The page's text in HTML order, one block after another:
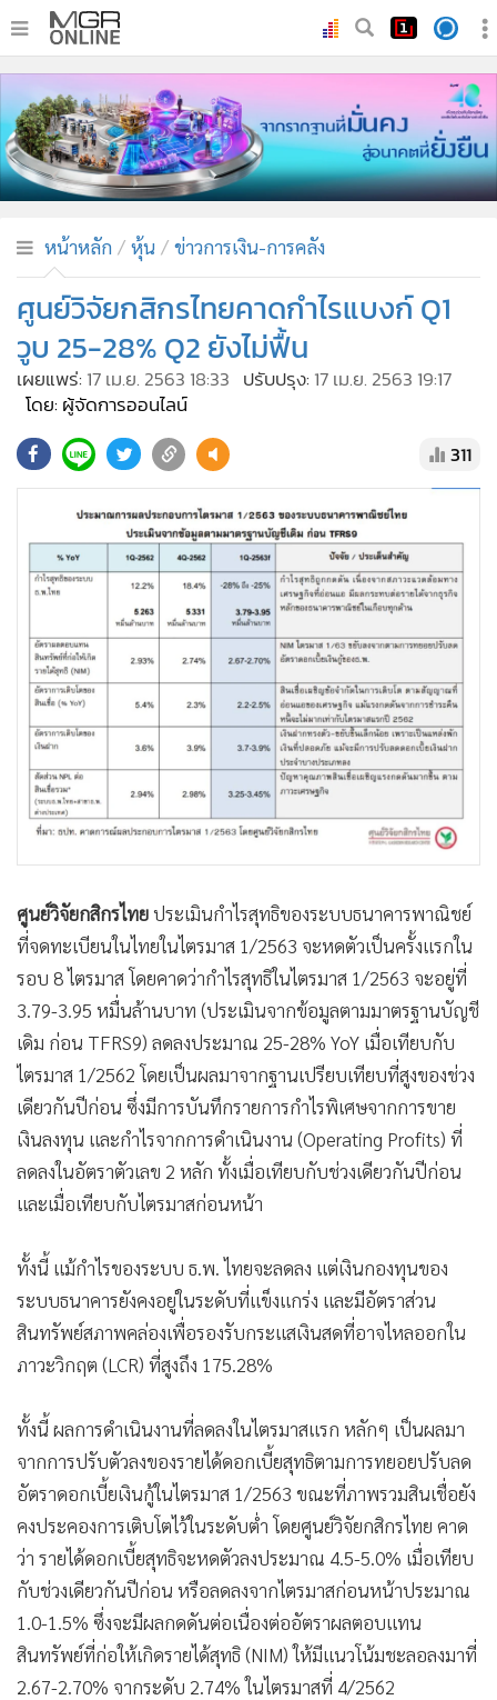
• ทันเหตุการณ์
• ภาคใต้
• ภูมิภาค
• บันเทิง
ผู้จัดการรายวัน
• คอลัมนิสต์
• ละคร
CbizReview
• ผู้จัดกวน
Green Innovation & SD
Management & HR
MGR Live
Infographic
การเมือง
ท่องเที่ยว
กีฬา
ต่างประเทศ
Special Scoop
เศรษฐกิจ-ธุรกิจ
• ชุมชน-คุณภาพชีวิต
• อาชญากรรม
• Motoring
• เกม
• วิทยาศาสตร์
• SMEs
• หุ้น
• อินโดจีน
• กองทุนรวม
• Factcheck
• News1
• Gotomanager
หน้าหลัก หุ้น ข่าวการเงิน-การคลัง
ศูนย์วิจัยกสิกรไทยคาดกำไรแบงก์ Q1
วูบ 25-28% Q2 ยังไม่ฟื้น
เผยแพร่: 17 เม.ย. 2563 18:33 ปรับปรุง: 17 เม.ย. 2563 19:17
โดย: ผู้จัดการออนไลน์
311
ศูนย์วิจัยกสิกรไทยประเมินกำไรสุทธิของระบบธนาคารพาณิชย์
ที่จดทะเบียนในไทยในไตรมาส 1/2563 จะหดตัวเป็นครั้งแรกใน
รอบ 8 ไตรมาส โดยคาดว่ากำไรสุทธิในไตรมาส 1/2563 จะอยู่ที่
3.79-3.95 หมื่นล้านบาท (ประเมินจากข้อมูลตามมาตรฐานบัญชี
เดิม ก่อน TFRS9) ลดลงประมาณ 25-28% YoY เมื่อเทียบกับ
ไตรมาส 1/2562 โดยเป็นผลมาจากฐานเปรียบเทียบที่สูงของช่วง
เดียวกันปีก่อน ซึ่งมีการบันทึกรายการกำไรพิเศษจากการขาย
เงินลงทุน และกำไรจากการดำเนินงาน (Operating Profits) ที่
ลดลงในอัตราตัวเลข 2 หลัก ทั้งเมื่อเทียบกับช่วงเดียวกันปีก่อน
และเมื่อเทียบกับไตรมาสก่อนหน้า
ทั้งนี้ แม้กำไรของระบบ ธ.พ. ไทยจะลดลง แต่เงินกองทุนของ
ระบบธนาคารยังคงอยู่ในระดับที่แข็งแกร่ง และมีอัตราส่วน
สินทรัพย์สภาพคล่องเพื่อรองรับกระแสเงินสดที่อาจไหลออกใน
ภาวะวิกฤต (LCR) ที่สูงถึง 175.28%
ทั้งนี้ ผลการดำเนินงานที่ลดลงในไตรมาสแรก หลักๆ เป็นผลมา
จากการปรับตัวลงของรายได้ดอกเบี้ยสุทธิตามการทยอยปรับลด
อัตราดอกเบี้ยเงินกู้ในไตรมาส 1/2563 ขณะที่ภาพรวมสินเชื่อยัง
คงประคองการเติบโตไว้ในระดับต่ำ โดยศูนย์วิจัยกสิกรไทย คาด
ว่า รายได้ดอกเบี้ยสุทธิจะหดตัวลงประมาณ 4.5-5.0% เมื่อเทียบ
กับช่วงเดียวกันปีก่อน หรือลดลงจากไตรมาสก่อนหน้าประมาณ
1.0-1.5% ซึ่งจะมีผลกดดันต่อเนื่องต่ออัตราผลตอบแทน
สินทรัพย์ที่ก่อให้เกิดรายได้สุทธิ (NIM) ให้มีแนวโน้มชะลอลงมาที่
2.67-2.70% จากระดับ 2.74% ในไตรมาสที่ 4/2562